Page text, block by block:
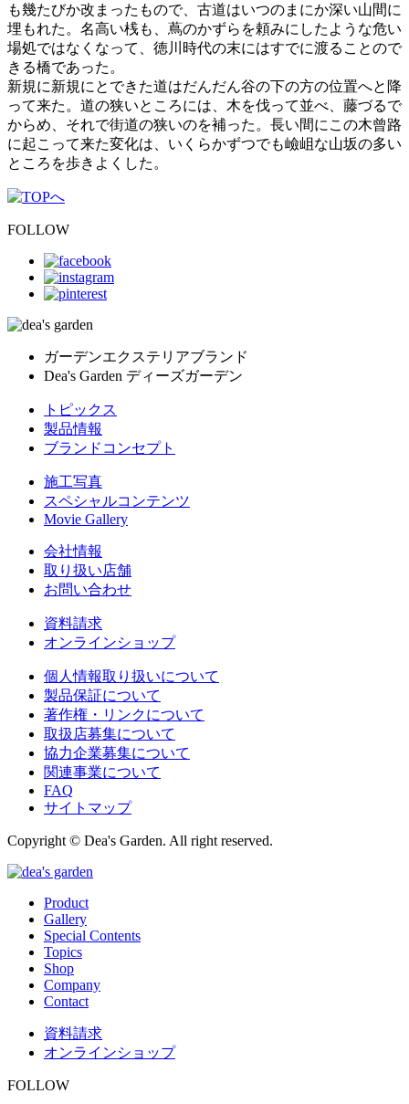
も幾たびか改まったもので、古道はいつのまにか深い山間に
埋もれた。名高い桟も、蔦のかずらを頼みにしたような危い
場処ではなくなって、徳川時代の末にはすでに渡ることので
きる橋であった。
新規に新規にとできた道はだんだん谷の下の方の位置へと降
って来た。道の狭いところには、木を伐って並べ、藤づるで
からめ、それで街道の狭いのを補った。長い間にこの木曾路
に起こって来た変化は、いくらかずつでも嶮岨な山坂の多い
ところを歩きよくした。
FOLLOW
ガーデンエクステリアブランド
Dea's Garden ディーズガーデン
トピックス
製品情報
ブランドコンセプト
施工写真
スペシャルコンテンツ
Movie Gallery
会社情報
取り扱い店舗
お問い合わせ
資料請求
オンラインショップ
個人情報取り扱いについて
製品保証について
著作権・リンクについて
取扱店募集について
協力企業募集について
関連事業について
FAQ
サイトマップ
Copyright © Dea's Garden. All right reserved.
Product
Gallery
Special Contents
Topics
Shop
Company
Contact
資料請求
オンラインショップ
FOLLOW